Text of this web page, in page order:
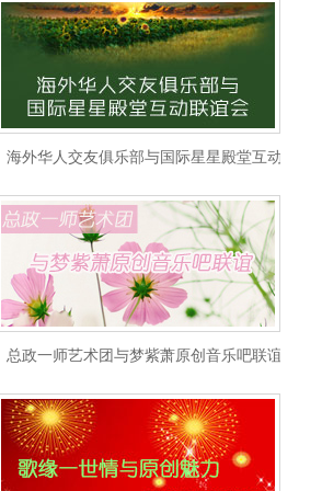
海外华人交友俱乐部与国际星星殿堂互动联谊会
总政一师艺术团与梦紫萧原创音乐吧联谊